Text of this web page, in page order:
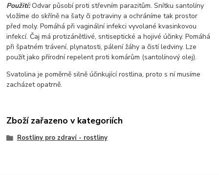
Použití:Odvar působí proti střevním parazitům. Snítku santolíny
vložíme do skříně na šaty či potraviny a ochráníme tak prostor
před moly. Pomáhá při vaginální infekci vyvolané kvasinkovou
infekcí. Čaj má protizánětlivé, sntiseptické a hojivé účinky. Pomáhá
při špatném trávení, plynatosti, pálení žáhy a čistí ledviny. Lze
použít jako přírodní repelent proti komárům (santolínový olej).
Svatolina je poměrně silně účinkující rostlina, proto s ní musíme
zacházet opatrně.
Zboží zařazeno v kategoriích
Rostliny pro zdraví - rostliny